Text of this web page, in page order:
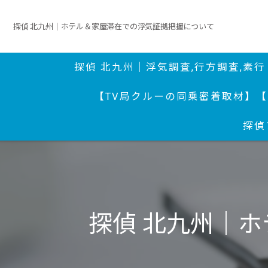
探偵 北九州｜ホテル＆家屋滞在での浮気証拠把握について
探偵 北九州｜浮気調査,行方調査,素
【TV局クルーの同乗密着取材】
探偵
探偵 北九州｜